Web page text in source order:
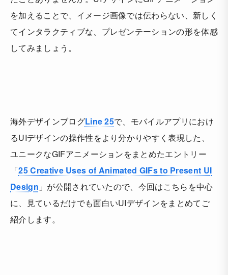
を加えることで、イメージ画像では伝わらない、新しく
てインタラクティブな、プレゼンテーションの形を体感
してみましょう。
海外デザインブログLine 25で、モバイルアプリにおけ
るUIデザインの操作性をより分かりやすく表現した、
ユニークなGIFアニメーションをまとめたエントリー
「25 Creative Uses of Animated GIFs to Present UI
Design 」が公開されていたので、今回はこちらを中心
に、見ているだけでも面白いUIデザインをまとめてご
紹介します。